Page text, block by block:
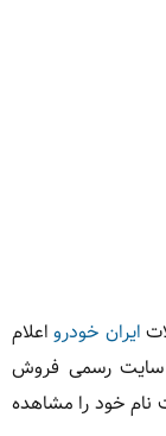
ایران خودرواعلام
سایت رسمی فروش
خود را مشاهده